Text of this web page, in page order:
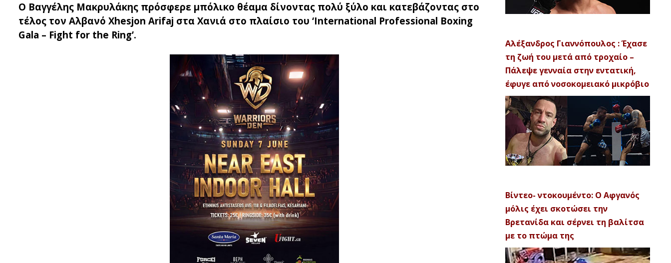
Ο Βαγγέλης Μακρυλάκης πρόσφερε μπόλικο θέαμα δίνοντας πολύ ξύλο και κατεβάζοντας στο
τέλος τον Αλβανό Xhesjon Arifaj στα Χανιά στο πλαίσιο του ‘International Professional Boxing
Gala – Fight for the Ring’.
Αλέξανδρος Γιαννόπουλος : Έχασε
τη ζωή του μετά από τροχαίο –
Πάλεψε γενναία στην εντατική,
έφυγε από νοσοκομειακό μικρόβιο
Βίντεο- ντοκουμέντο: Ο Αφγανός
μόλις έχει σκοτώσει την
Βρετανίδα και σέρνει τη βαλίτσα
με το πτώμα της